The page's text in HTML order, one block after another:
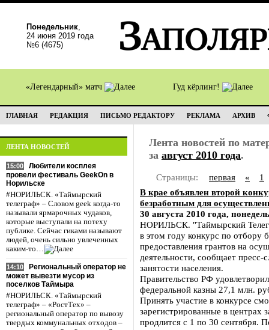
Понедельник,
24 июня 2019 года
№6 (4675)
«Легендарный» матч Гуд кёрлинг!
ГЛАВНАЯ РЕДАКЦИЯ ПИСЬМО РЕДАКТОРУ РЕКЛАМА АРХИВ
ЛЕНТА НОВОСТЕЙ
15:00
Любители косплея
провели фестиваль GeekOn в
Норильске
#НОРИЛЬСК. «Таймырский
телеграф» – Словом geek когда-то
называли ярмарочных чудаков,
которые выступали на потеху
публике. Сейчас гиками называют
людей, очень сильно увлеченных
каким-то…
14:10
Региональный оператор не
может вывезти мусор из
поселков Таймыра
#НОРИЛЬСК. «Таймырский
телеграф» – «РостТех» –
региональный оператор по вывозу
твердых коммунальных отходов –
Лента новостей по
за август 2010 года.
Страницы: первая «
1
В крае объявлен второй
безработным для
30 августа 2010 года,
НОРИЛЬСК. "Таймырский
в этом году конкурс по отбору
предоставления грантов на
деятельности, сообщает пресс-
занятости населения.
Правительство РФ
федеральной казны 27,1 млн.
Принять участие в конкурсе
зарегистрированные в центрах
продлится с 1 по 30